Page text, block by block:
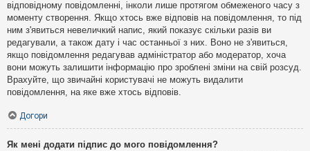
відповідному повідомленні, інколи лише протягом обмеженого часу з
моменту створення. Якщо хтось вже відповів на повідомлення, то під
ним з'явиться невеличкий напис, який показує скільки разів ви
редагували, а також дату і час останньої з них. Воно не з'явиться,
якщо повідомлення редагував адміністратор або модератор, хоча
вони можуть залишити інформацію про зроблені зміни на свій розсуд.
Врахуйте, що звичайні користувачі не можуть видалити
повідомлення, на яке вже хтось відповів.
Догори
Як мені додати підпис до мого повідомлення?